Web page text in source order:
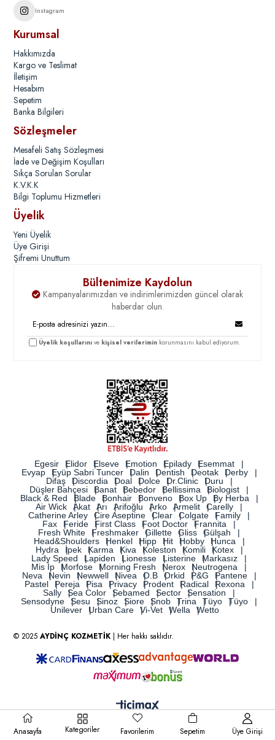
Instagram
Kurumsal
Hakkımızda
Kargo ve Teslimat
İletişim
Hesabım
Sepetim
Banka Bilgileri
Sözleşmeler
Mesafeli Satış Sözleşmesi
İade ve Değişim Koşulları
Sıkça Sorulan Sorular
K.V.K.K
Bilgi Toplumu Hizmetleri
Üyelik
Yeni Üyelik
Üye Girişi
Şifremi Unuttum
Bültenimize Kaydolun
Kampanyalarımızdan ve indirimlerimizden güncel olarak
haberdar olun.
Üyelik koşullarını ve kişisel verilerimin korunmasını kabul ediyorum.
Egesir Elidor Elseve Emotion Epilady
Esemmat
Evyap
Eyüp Sabri Tuncer Dalin Dentish Deotak
Derby
Difaş
Discordia Doal Dolce Dr.Clinic
Duru
Düşler Bahçesi
Banat Bebedor Bellissima
Biologist
Black & Red
Blade Bonhair Bonveno Box Up
By Herba
Air Wick
Akat Arı Arifoğlu Arko Armelit
Carelly
Catherine Arley
Cire Aseptine Clear Colgate
Family
Fax
Feride First Class Foot Doctor
Frannita
Fresh White
Freshmaker Gillette Gliss
Gülşah
Head&Shoulders
Henkel Hipp Hit Hobby
Hunca
Hydra
İpek Karma Kiva Koleston Komili
Kotex
Lady Speed
Lapiden Lionesse Listerine
Markasız
Mis İp
Morfose Morning Fresh Nerox
Neutrogena
Neva
Nevin Newwell Nivea O.B Orkid P&G
Pantene
Pastel
Pereja Pisa Privacy Prodent Radical
Rexona
Sally
Sea Color Sebamed Sector
Sensation
Sensodyne
Sesu Sinoz Siore Snob Trina Tüyo
Tüyo
Unilever
Urban Care Vi-Vet Wella Wetto
© 2025AYDİNÇ KOZMETİK | Her hakkı saklıdır.
Anasayfa Kategoriler Favorilerim Sepetim Üye Girişi